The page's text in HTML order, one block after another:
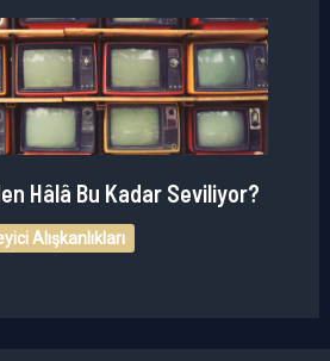
Hâlâ Bu Kadar Seviliyor?
Alışkanlıkları